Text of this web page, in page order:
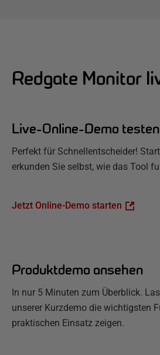
Redgate Monitor
Live-Online-Demo testen
Perfekt für Schnellentscheider!
erkunden Sie selbst, wie das Tool
Jetzt Online-Demo starten
Produktdemo ansehen
In nur 5 Minuten zum Überblick.
unserer Kurzdemo die wichtigsten
praktischen Einsatz zeigen.